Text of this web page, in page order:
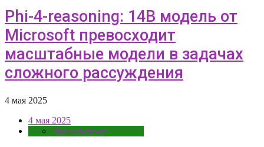
Phi-4-reasoning: 14B модель от
Microsoft превосходит
масштабные модели в задачах
сложного рассуждения
4 мая 2025
4 мая 2025
State-of-the-art